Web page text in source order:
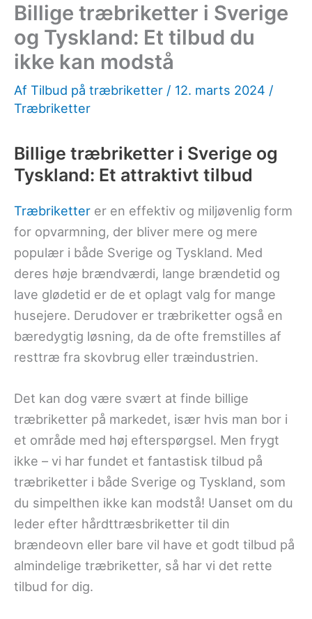
Billige træbriketter i Sverige
og Tyskland: Et tilbud du
ikke kan modstå
Af Tilbud på træbriketter / 12. marts 2024 /
Træbriketter
Billige træbriketter i Sverige og
Tyskland: Et attraktivt tilbud
Træbriketter er en effektiv og miljøvenlig form
for opvarmning, der bliver mere og mere
populær i både Sverige og Tyskland. Med
deres høje brændværdi, lange brændetid og
lave glødetid er de et oplagt valg for mange
husejere. Derudover er træbriketter også en
bæredygtig løsning, da de ofte fremstilles af
resttræ fra skovbrug eller træindustrien.
Det kan dog være svært at finde billige
træbriketter på markedet, især hvis man bor i
et område med høj efterspørgsel. Men frygt
ikke – vi har fundet et fantastisk tilbud på
træbriketter i både Sverige og Tyskland, som
du simpelthen ikke kan modstå! Uanset om du
leder efter hårdttræsbriketter til din
brændeovn eller bare vil have et godt tilbud på
almindelige træbriketter, så har vi det rette
tilbud for dig.